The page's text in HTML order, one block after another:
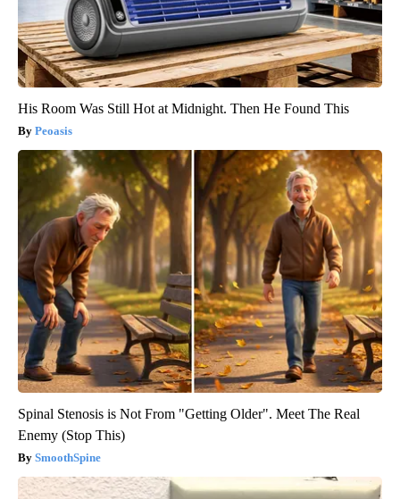
His Room Was Still Hot at Midnight. Then He Found This
Peoasis
Spinal Stenosis is Not From "Getting Older". Meet The Real
Enemy (Stop This)
SmoothSpine